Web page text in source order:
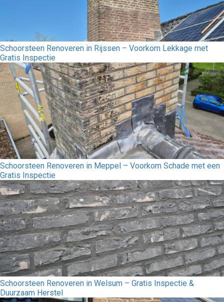
Schoorsteen Renoveren in Rijssen – Voorkom Lekkage met
Gratis Inspectie
Schoorsteen Renoveren in Meppel – Voorkom Schade met een
Gratis Inspectie
Schoorsteen Renoveren in Welsum – Gratis Inspectie &
Duurzaam Herstel